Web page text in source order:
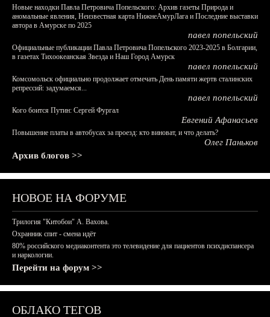
Новые находки Павла Петровича Попельского: Архив газеты Природа и
аномальные явления, Неизвестная карта НижнеАмурЛага и Последние выставки
автора в Амурске по 2025
павел попельский
Официальные публикации Павла Петровича Попельского 2023-2025 в Болгарии,
в газетах Тихоокеанская Звезда и Наш Город Амурск
павел попельский
Комсомольск официально продолжает отмечать День памяти жертв сталинских
репрессий: задумаемся...
павел попельский
Кого боится Путин: Сергей Фургал
Евгений Афанасьев
Повышение платы в автобусах за проезд: кто виноват, и что делать?
Олег Паньков
Архив блогов >>
НОВОЕ НА ФОРУМЕ
Трилогия "Китобои" А. Вахова.
Охранник спит - смена идёт
80% российского медиаконтента это телевидение для пациентов психдиспансера
и наркологии.
Перейти на форум >>
ОБЛАКО ТЕГОВ